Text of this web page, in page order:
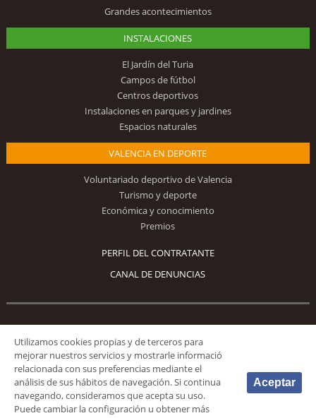
Grandes acontecimientos
INSTALACIONES
El Jardín del Turia
Campos de fútbol
Centros deportivos
Instalaciones en parques y jardines
Espacios naturales
VALENCIA EN DEPORTE
Voluntariado deportivo de Valencia
Turismo y deporte
Económica y conocimiento
Premios
PERFIL DEL CONTRATANTE
CANAL DE DENUNCIAS
Síguenos
© 2026 Fundación Deportiva Municipal Valencia |AVISO LEGAL
Utilizamos cookies propias y de terceros para
mejorar nuestros servicios y mostrarle informació
relacionada con sus preferencias mediante el
análisis de sus hábitos de navegación. Si continua
navegando, consideramos que acepta su uso.
Puede cambiar la configuración u obtener más
Aceptar